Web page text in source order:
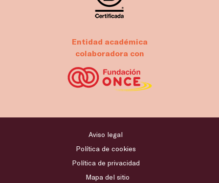
Entidad académica
colaboradora con
Aviso legal
Política de cookies
Política de privacidad
Mapa del sitio